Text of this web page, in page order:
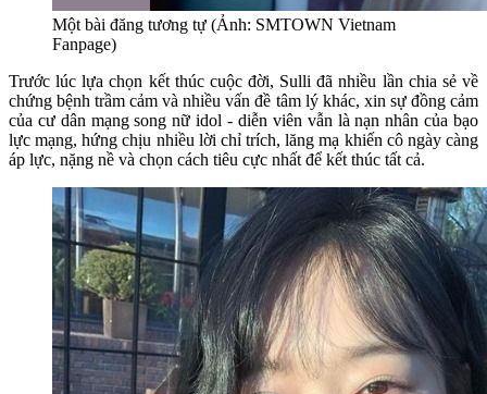
Một bài đăng tương tự (Ảnh: SMTOWN Vietnam
Fanpage)
Trước lúc lựa chọn kết thúc cuộc đời, Sulli đã nhiều lần chia sẻ về
chứng bệnh trầm cảm và nhiều vấn đề tâm lý khác, xin sự đồng cảm
của cư dân mạng song nữ idol - diễn viên vẫn là nạn nhân của bạo
lực mạng, hứng chịu nhiều lời chỉ trích, lăng mạ khiến cô ngày càng
áp lực, nặng nề và chọn cách tiêu cực nhất để kết thúc tất cả.